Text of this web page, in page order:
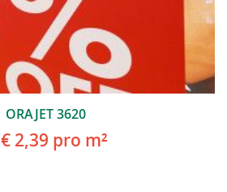
ORAJET 3620
€ 2,39 pro m²